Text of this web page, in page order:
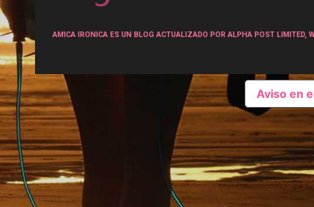
AMICA IRONICA ES UN BLOG ACTUALIZADO POR ALPHA POST
Aviso en